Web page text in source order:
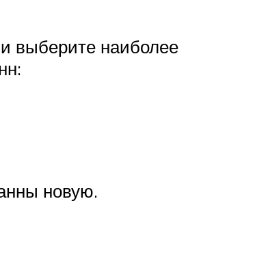
выберите наиболее
новую.